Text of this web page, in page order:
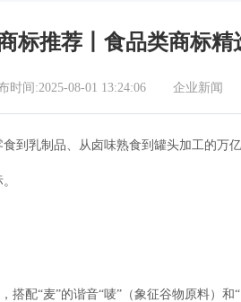
标推荐丨食品类商标精
时间:2025-08-01 13:24:06 企业新闻
到乳制品、从卤味熟食到罐头加工的万亿
搭配“麦”的谐音“唛”（象征谷物原料）